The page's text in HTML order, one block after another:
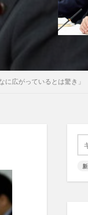
に広がっているとは驚き」